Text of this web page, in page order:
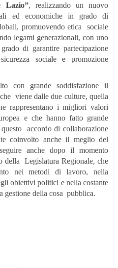
Lazio”, realizzando un nuovo
ed economiche in grado di
promuovendo etica sociale
legami generazionali, con uno
di garantire partecipazione
sociale e promozione
con grande soddisfazione il
viene dalle due culture, quella
rappresentano i migliori valori
e che hanno fatto grande
accordo di collaborazione
coinvolto anche il meglio del
anche dopo il momento
della Legislatura Regionale, che
nei metodi di lavoro, nella
obiettivi politici e nella costante
gestione della cosa pubblica.